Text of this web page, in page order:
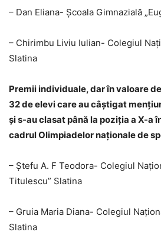
– Dan Eliana- Școala Gimnazială
– Chirimbu Liviu Iulian- Colegiul
Slatina
Premii individuale, dar în valoare
32 de elevi care au câştigat
şi s-au clasat până la poziţia a X-a
cadrul Olimpiadelor naţionale de
– Ștefu A. F Teodora- Colegiul
Titulescu” Slatina
– Gruia Maria Diana- Colegiul
Slatina